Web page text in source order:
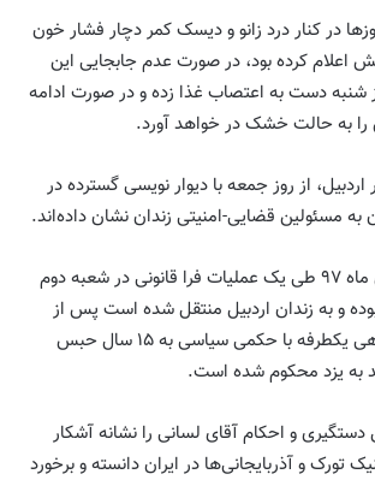
در کنار درد زانو و دیسک کمر دچار فشار خون
اعلام کرده بود، در صورت عدم جابجایی این
شنبه دست به اعتصاب غذا زده و در صورت ادامه
به حالت خشک در خواهد آورد.
از روز جمعه با دیوار نویسی گسترده در
مسئولین قضایی-امنیتی زندان نشان داده‌اند.
آقای لسانی که از دی ماه ۹۷ طی یک عملیات فرا قانونی در شعبه دوم
و به زندان اردبیل منتقل شده است پس از
پرونده‌سازی در دادگاهی یکطرفه با حکمی سیاسی به ۱۵ سال حبس
دستگیری و احکام آقای لسانی را نشانه آشکار
تورک و آذربایجانی‌ها در ایران دانسته و برخورد